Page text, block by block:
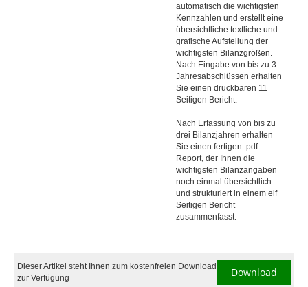
automatisch die wichtigsten
Kennzahlen und erstellt eine
übersichtliche textliche und
grafische Aufstellung der
wichtigsten Bilanzgrößen.
Nach Eingabe von bis zu 3
Jahresabschlüssen erhalten
Sie einen druckbaren 11
Seitigen Bericht.
Nach Erfassung von bis zu
drei Bilanzjahren erhalten
Sie einen fertigen .pdf
Report, der Ihnen die
wichtigsten Bilanzangaben
noch einmal übersichtlich
und strukturiert in einem elf
Seitigen Bericht
zusammenfasst.
Dieser Artikel steht Ihnen zum kostenfreien Download
zur Verfügung
Download